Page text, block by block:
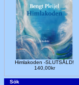
Himlakoden -SLUTSÅLD!
140,00kr
Sök